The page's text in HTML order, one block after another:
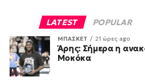
LATEST POPULAR
ΜΠΑΣΚΕΤ 21 ώρες ago
Άρης: Σήμερα η
Μοκόκα